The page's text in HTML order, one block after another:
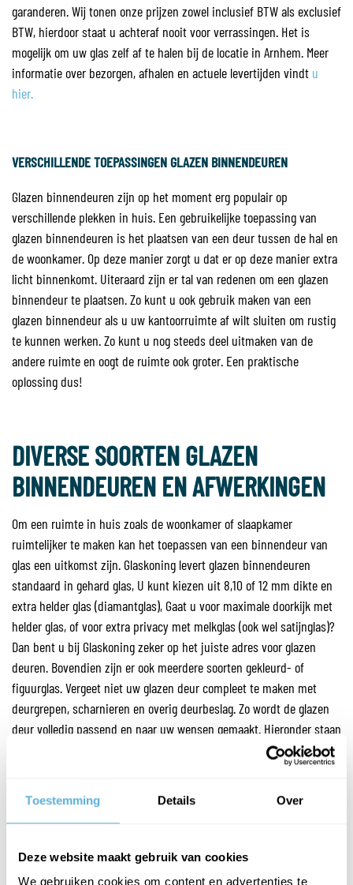
Toestemming Details Over
Deze website maakt gebruik van cookies
We gebruiken cookies om content en advertenties te
garanderen. Wij tonen onze prijzen zowel inclusief BTW als exclusief
BTW, hierdoor staat u achteraf nooit voor verrassingen. Het is
mogelijk om uw glas zelf af te halen bij de locatie in Arnhem. Meer
informatie over bezorgen, afhalen en actuele levertijden vindt u
hier.
VERSCHILLENDE TOEPASSINGEN GLAZEN BINNENDEUREN
Glazen binnendeuren zijn op het moment erg populair op
verschillende plekken in huis. Een gebruikelijke toepassing van
glazen binnendeuren is het plaatsen van een deur tussen de hal en
de woonkamer. Op deze manier zorgt u dat er op deze manier extra
licht binnenkomt. Uiteraard zijn er tal van redenen om een glazen
binnendeur te plaatsen. Zo kunt u ook gebruik maken van een
glazen binnendeur als u uw kantoorruimte af wilt sluiten om rustig
te kunnen werken. Zo kunt u nog steeds deel uitmaken van de
andere ruimte en oogt de ruimte ook groter. Een praktische
oplossing dus!
DIVERSE SOORTEN GLAZEN
BINNENDEUREN EN AFWERKINGEN
Om een ruimte in huis zoals de woonkamer of slaapkamer
ruimtelijker te maken kan het toepassen van een binnendeur van
glas een uitkomst zijn. Glaskoning levert glazen binnendeuren
standaard in gehard glas, U kunt kiezen uit 8,10 of 12 mm dikte en
extra helder glas (diamantglas), Gaat u voor maximale doorkijk met
helder glas, of voor extra privacy met melkglas (ook wel satijnglas)?
Dan bent u bij Glaskoning zeker op het juiste adres voor glazen
deuren. Bovendien zijn er ook meerdere soorten gekleurd- of
figuurglas. Vergeet niet uw glazen deur compleet te maken met
deurgrepen, scharnieren en overig deurbeslag. Zo wordt de glazen
deur volledig passend en naar uw wensen gemaakt. Hieronder staan
● Voor een voorbeeld van diamantglas
, klik hier.